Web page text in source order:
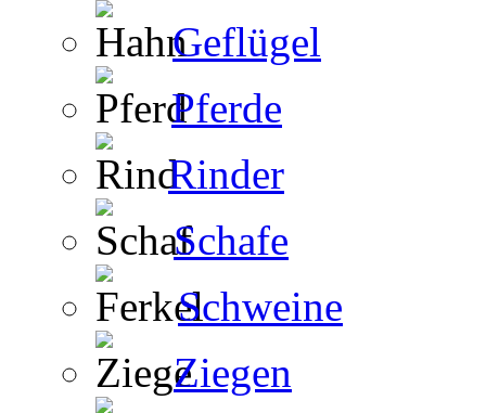
Geflügel
Pferde
Rinder
Schafe
Schweine
Ziegen